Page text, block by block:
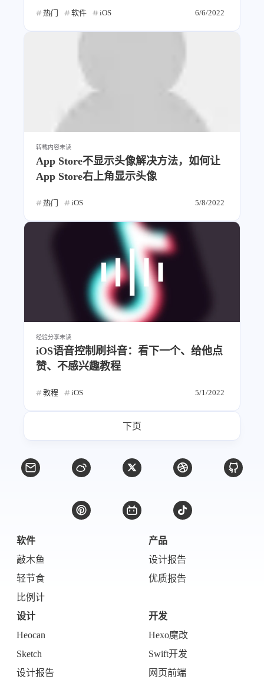
热门 软件 iOS 6/6/2022
转载内容未读
App Store不显示头像解决方法，如何让
App Store右上角显示头像
热门 iOS 5/8/2022
经验分享未读
iOS语音控制刷抖音：看下一个、给他点
赞、不感兴趣教程
教程 iOS 5/1/2022
下页
软件
敲木鱼
轻节食
比例计
产品
设计报告
优质报告
设计
Heocan
Sketch
设计报告
开发
Hexo魔改
Swift开发
网页前端